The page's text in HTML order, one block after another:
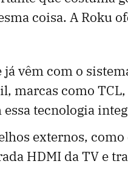
coisa. A Roku
já vêm com o
marcas como TCL,
tecnologia
externos,
HDMI da TV e